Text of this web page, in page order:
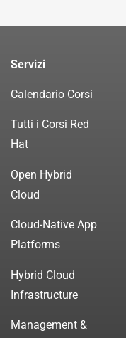
Servizi
Calendario Corsi
Tutti i Corsi Red
Hat
Open Hybrid
Cloud
Cloud-Native App
Platforms
Hybrid Cloud
Infrastructure
Management &